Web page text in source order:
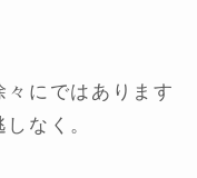
にではあります
なく。